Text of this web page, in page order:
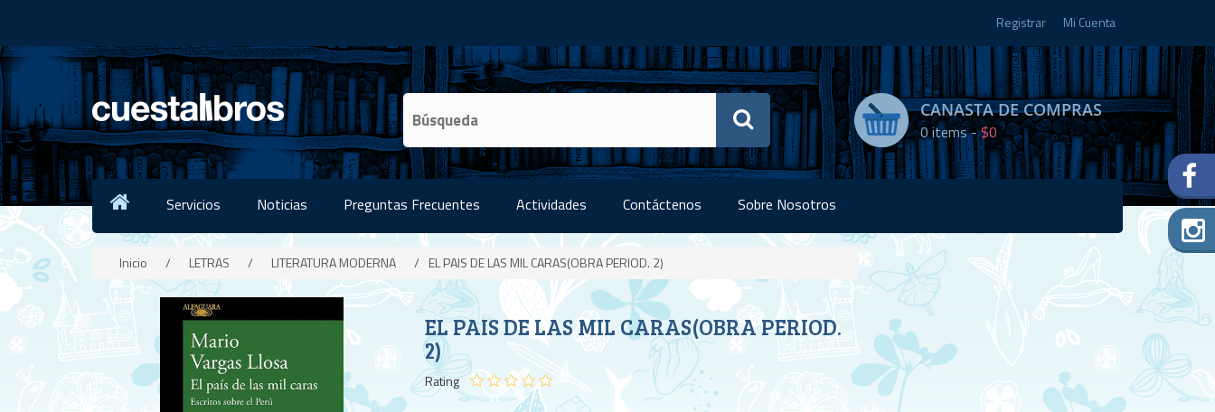
Registrar Mi Cuenta
CANASTA DE COMPRAS
0items -$0
Servicios Noticias Preguntas Frecuentes Actividades Contáctenos Sobre Nosotros
Inicio / LETRAS / LITERATURA MODERNA / EL PAIS DE LAS MIL CARAS(OBRA PERIOD. 2)
EL PAIS DE LAS MIL CARAS(OBRA PERIOD.
2)
Rating
Disponibilidad:
stock